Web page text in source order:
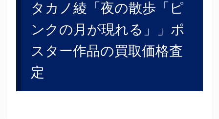
タカノ綾「夜の散歩「ピ
ンクの月が現れる」」ポ
スター作品の買取価格査
定